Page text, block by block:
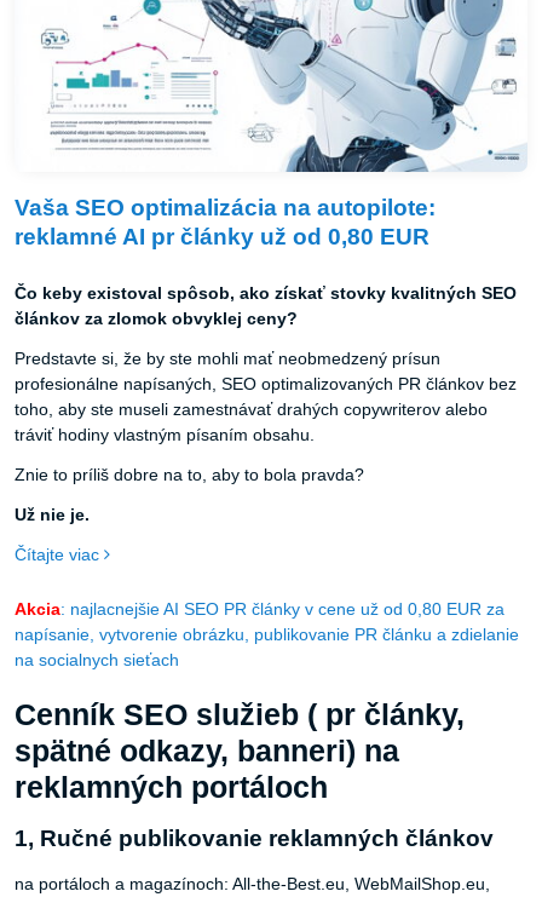
Vaša SEO optimalizácia na autopilote:
reklamné AI pr články už od 0,80 EUR
Čo keby existoval spôsob, ako získať stovky kvalitných SEO
článkov za zlomok obvyklej ceny?
Predstavte si, že by ste mohli mať neobmedzený prísun
profesionálne napísaných, SEO optimalizovaných PR článkov bez
toho, aby ste museli zamestnávať drahých copywriterov alebo
tráviť hodiny vlastným písaním obsahu.
Znie to príliš dobre na to, aby to bola pravda?
Už nie je.
Čítajte viac
Akcia: najlacnejšie AI SEO PR články v cene už od 0,80 EUR za
napísanie, vytvorenie obrázku, publikovanie PR článku a zdielanie
na socialnych sieťach
Cenník SEO služieb ( pr články,
spätné odkazy, banneri) na
reklamných portáloch
1, Ručné publikovanie reklamných článkov
na portáloch a magazínoch: All-the-Best.eu, WebMailShop.eu,